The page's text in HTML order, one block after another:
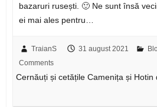
bazaruri rusești. 🙂 Ne sunt însă
ei mai ales pentru…
TraianS 31 august 2021
Comments
Cernăuți și cetățile Camenița și Hotin